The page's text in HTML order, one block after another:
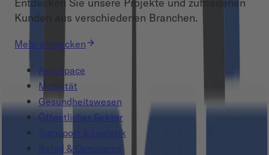
Kunden aus verschiedenen Branchen.
Mehr entdecken
Aerospace
Mobilität
Gesundheitswesen
Öffentlicher Sektor
Transport & Logistik
Retail & Commerce